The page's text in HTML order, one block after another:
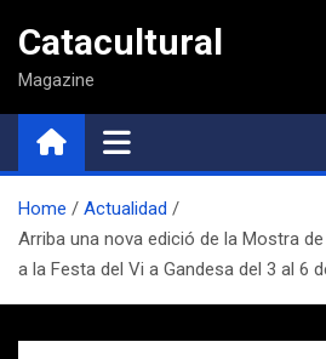
contenido
Catacultural
Magazine
Home
Actualidad
Arriba una nova edició de la Mostra
a la Festa del Vi a Gandesa del 3 al 6